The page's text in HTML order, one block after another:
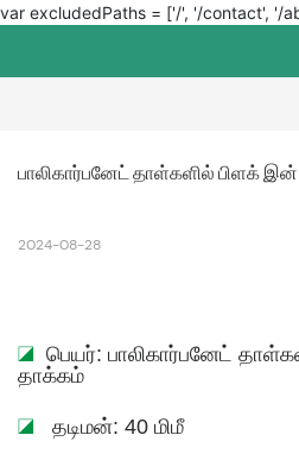
var excludedPaths = ['/', '/contact', '/
பாலிகார்பனேட் தாள்களில் பிளக்
2024-08-28
◪ பெயர்: பாலிகார்பனேட்
தாக்கம்
◪ தடிமன்: 40 மிமீ